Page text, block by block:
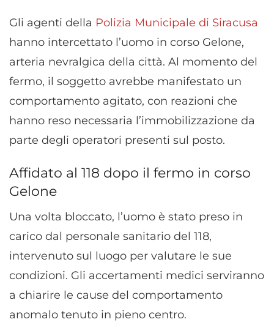
Gli agenti della Polizia Municipale di Siracusa
hanno intercettato l’uomo in corso Gelone,
arteria nevralgica della città. Al momento del
fermo, il soggetto avrebbe manifestato un
comportamento agitato, con reazioni che
hanno reso necessaria l’immobilizzazione da
parte degli operatori presenti sul posto.
Affidato al 118 dopo il fermo in corso
Gelone
Una volta bloccato, l’uomo è stato preso in
carico dal personale sanitario del 118,
intervenuto sul luogo per valutare le sue
condizioni. Gli accertamenti medici serviranno
a chiarire le cause del comportamento
anomalo tenuto in pieno centro.